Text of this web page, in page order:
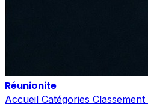
Réunionite
Accueil Catégories Classement